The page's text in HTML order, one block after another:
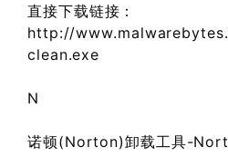
直接下载链接：
http://
clean.exe
N
诺顿(Norton)卸载工具-